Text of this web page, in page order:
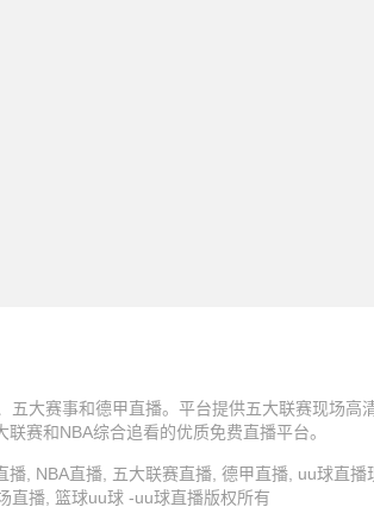
五大赛事和德甲直播。平台提供五大联赛现场
赛和NBA综合追看的优质免费直播平台。
, NBA直播, 五大联赛直播, 德甲直播, uu球直
直播, 篮球uu球 -uu球直播版权所有